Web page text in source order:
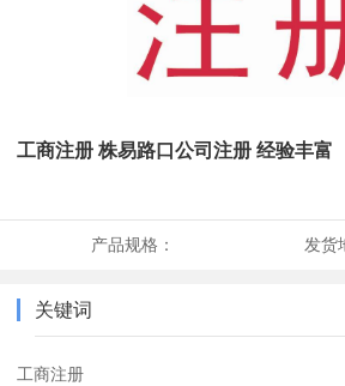
工商注册 株易路口公司注册 经验丰富
产品规格： 发货
关键词
工商注册